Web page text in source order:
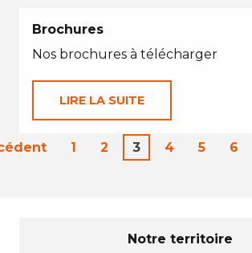
Brochures
Nos brochures à télécharger
LIRE LA SUITE
1 2 3 4 5 6
Notre territoire